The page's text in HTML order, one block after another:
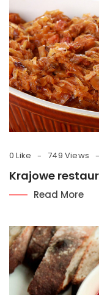
0 Like 749 Views
Krajowe
Read More